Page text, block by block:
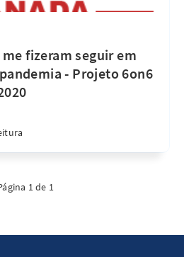
fizeram seguir em
- Projeto 6on6
1 de 1